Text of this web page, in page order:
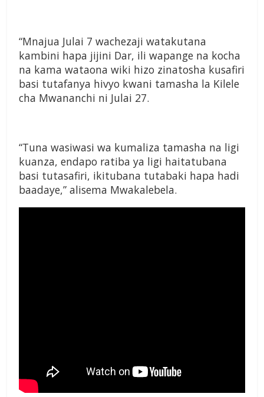
“Mnajua Julai 7 wachezaji watakutana
kambini hapa jijini Dar, ili wapange na kocha
na kama wataona wiki hizo zinatosha kusafiri
basi tutafanya hivyo kwani tamasha la Kilele
cha Mwananchi ni Julai 27.
“Tuna wasiwasi wa kumaliza tamasha na ligi
kuanza, endapo ratiba ya ligi haitatubana
basi tutasafiri, ikitubana tutabaki hapa hadi
baadaye,” alisema Mwakalebela.